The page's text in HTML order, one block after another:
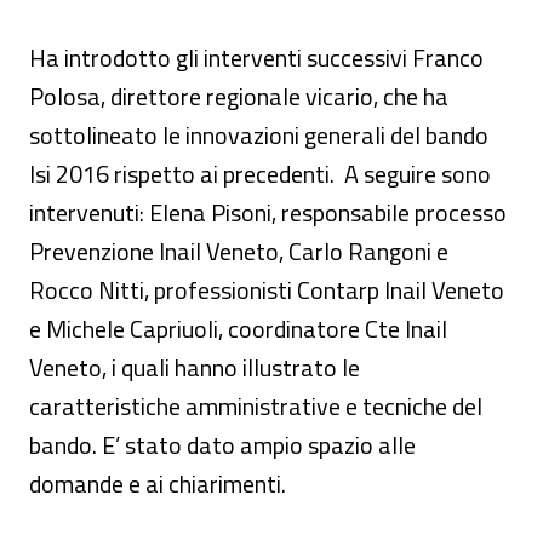
Ha introdotto gli interventi successivi Franco
Polosa, direttore regionale vicario, che ha
sottolineato le innovazioni generali del bando
Isi 2016 rispetto ai precedenti. A seguire sono
intervenuti: Elena Pisoni, responsabile processo
Prevenzione Inail Veneto, Carlo Rangoni e
Rocco Nitti, professionisti Contarp Inail Veneto
e Michele Capriuoli, coordinatore Cte Inail
Veneto, i quali hanno illustrato le
caratteristiche amministrative e tecniche del
bando. E’ stato dato ampio spazio alle
domande e ai chiarimenti.